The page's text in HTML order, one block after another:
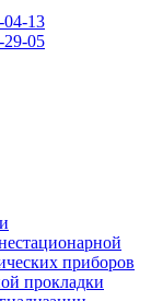
04-13
29-05
приборов
прокладки